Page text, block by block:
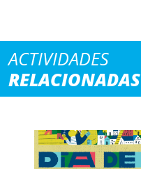
ACTIVIDADES
RELACIONADAS